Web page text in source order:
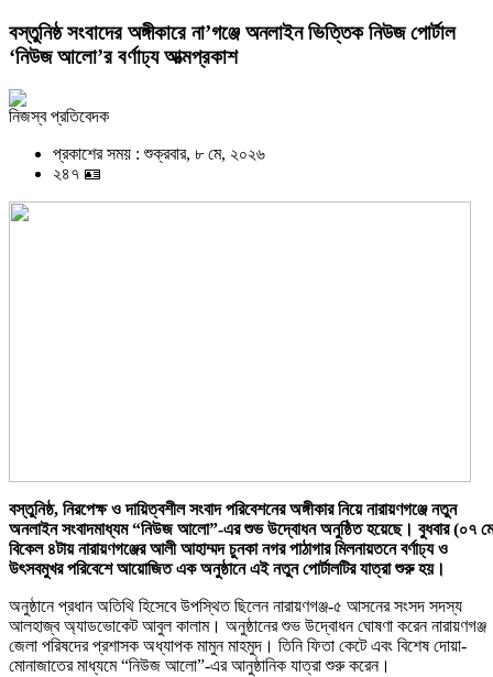
বস্তুনিষ্ঠ সংবাদের অঙ্গীকারে না’গঞ্জে অনলাইন ভিত্তিক নিউজ পোর্টাল
‘নিউজ আলো’র বর্ণাঢ্য আত্মপ্রকাশ
নিজস্ব প্রতিবেদক
প্রকাশের সময় : শুক্রবার, ৮ মে, ২০২৬
২৪৭ 🪪
বস্তুনিষ্ঠ, নিরপেক্ষ ও দায়িত্বশীল সংবাদ পরিবেশনের অঙ্গীকার নিয়ে নারায়ণগঞ্জে নতুন
অনলাইন সংবাদমাধ্যম “নিউজ আলো”-এর শুভ উদ্বোধন অনুষ্ঠিত হয়েছে। বুধবার (০৭
বিকেল ৪টায় নারায়ণগঞ্জের আলী আহাম্মদ চুনকা নগর পাঠাগার মিলনায়তনে বর্ণাঢ্য ও
উৎসবমুখর পরিবেশে আয়োজিত এক অনুষ্ঠানে এই নতুন পোর্টালটির যাত্রা শুরু হয়।
অনুষ্ঠানে প্রধান অতিথি হিসেবে উপস্থিত ছিলেন নারায়ণগঞ্জ-৫ আসনের সংসদ সদস্য
আলহাজ্ব অ্যাডভোকেট আবুল কালাম। অনুষ্ঠানের শুভ উদ্বোধন ঘোষণা করেন নারায়ণগঞ্জ
জেলা পরিষদের প্রশাসক অধ্যাপক মামুন মাহমুদ। তিনি ফিতা কেটে এবং বিশেষ দোয়া-
মোনাজাতের মাধ্যমে “নিউজ আলো”-এর আনুষ্ঠানিক যাত্রা শুরু করেন।